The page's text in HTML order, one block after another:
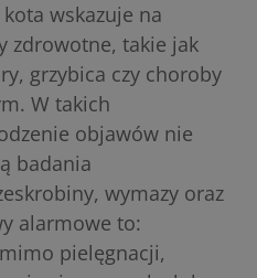
wskazuje na
zdrowotne, takie jak
grzybica czy choroby
W takich
objawów nie
badania
wymazy oraz
alarmowe to:
pielęgnacji,